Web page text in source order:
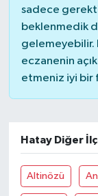
sadece
beklenmedik
gelemeyebilir.
eczanenin
etmeniz iyi bir
Hatay Diğer
Altinözü